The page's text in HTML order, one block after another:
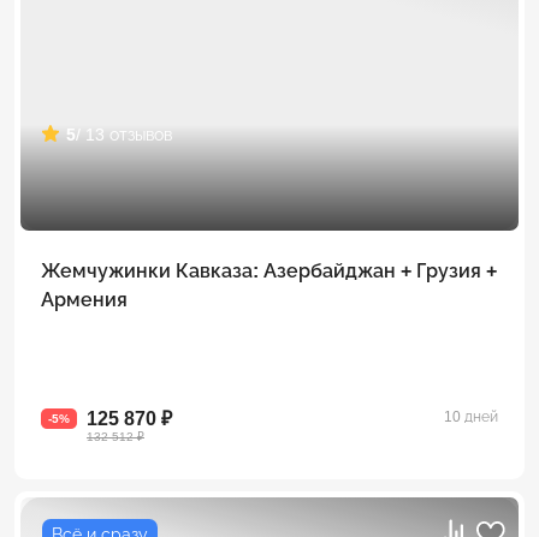
5/ 13 отзывов
Жемчужинки Кавказа: Азербайджан + Грузия +
Армения
-5% 125 870 ₽
132 512 ₽
10 дней